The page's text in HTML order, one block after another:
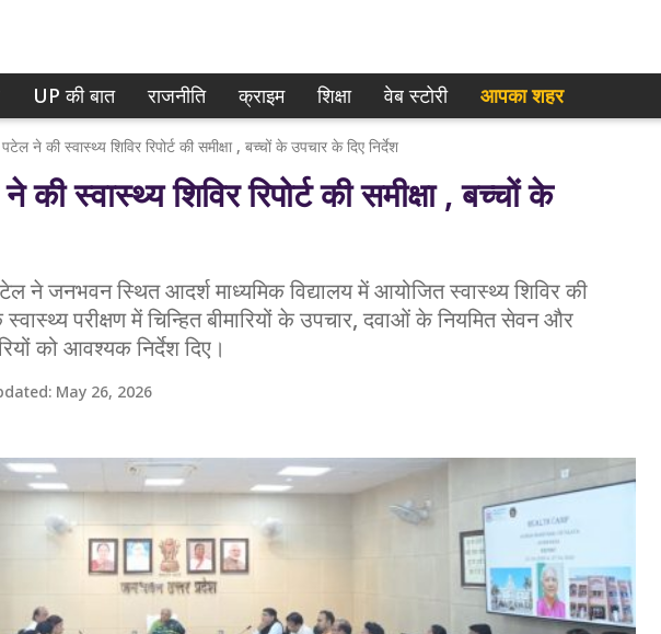
UP की बात राजनीति क्राइम शिक्षा वेब स्टोरी आपका शहर
ने की स्वास्थ्य शिविर रिपोर्ट की समीक्षा , बच्चों के उपचार के दिए निर्देश
स्वास्थ्य शिविर रिपोर्ट की समीक्षा , बच्चों के
ने जनभवन स्थित आदर्श माध्यमिक विद्यालय में आयोजित स्वास्थ्य शिविर की
स्वास्थ्य परीक्षण में चिन्हित बीमारियों के उपचार, दवाओं के नियमित सेवन और
को आवश्यक निर्देश दिए।
May 26, 2026